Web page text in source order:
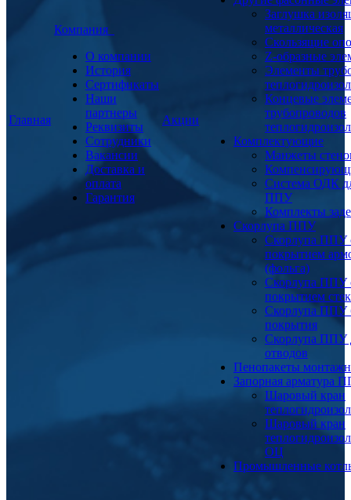
Главная
Компания
О компании
История
Сертификаты
Наши
партнеры
Реквизиты
Сотрудники
Вакансии
Доставка и
оплата
Гарантия
Акции
Заглушка
металлическая
Скользящие
Z-образные
Элементы
Концевые
трубопроводов
Комплектующие
Манжеты
Система ОДК
ППУ
Комплекты
Скорлупа ППУ
Скорлупа ППУ
покрытием
(фольга)
Скорлупа ППУ
покрытием
Скорлупа ППУ
покрытия
Скорлупа ППУ
отводов
Пенопакеты
Запорная арматура
Шаровый кран
Шаровый кран
ОЦ
Промышленные